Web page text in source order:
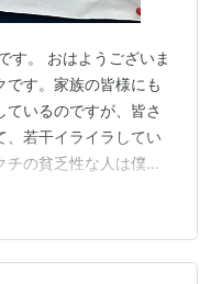
す。 おはようございま
です。家族の皆様にも
ているのですが、皆さ
、若干イライラしてい
の貧乏性な人は僕だ
衷案でお散歩以上小
になりそう。まあ毎度
金もかかるしそれぐら